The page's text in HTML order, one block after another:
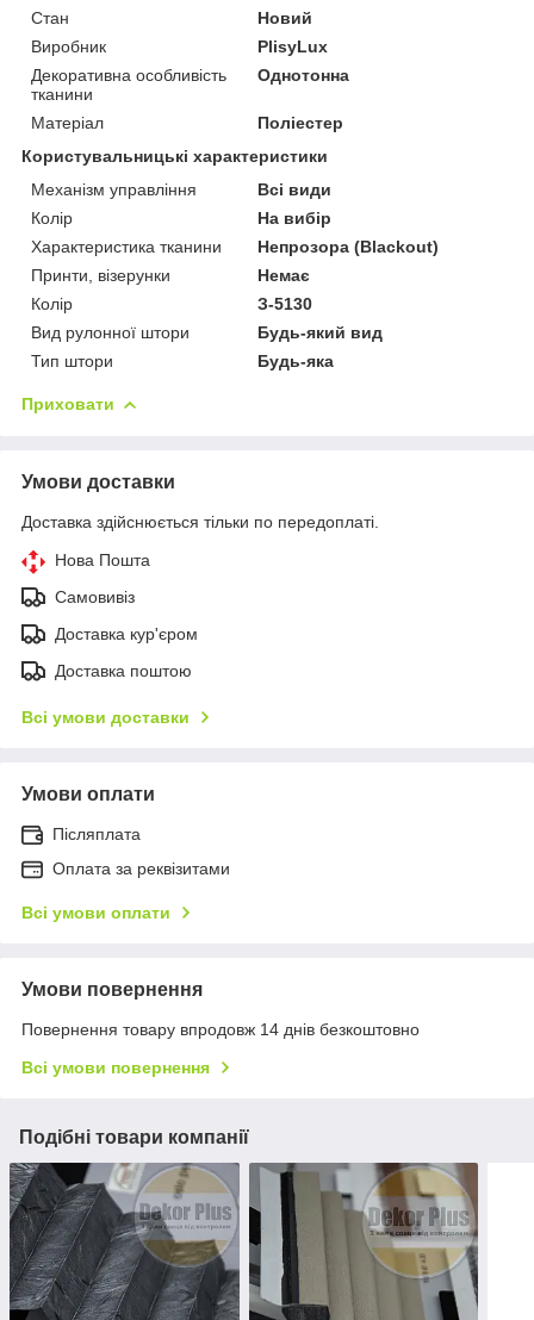
Стан
Новий
Виробник
PlisyLux
Декоративна особливість
тканини
Однотонна
Матеріал
Поліестер
Користувальницькі характеристики
Механізм управління
Всі види
Колір
На вибір
Характеристика тканини
Непрозора (Blackout)
Принти, візерунки
Немає
Колір
З-5130
Вид рулонної штори
Будь-який вид
Тип штори
Будь-яка
Приховати
Умови доставки
Доставка здійснюється тільки по передоплаті.
Нова Пошта
Самовивіз
Доставка кур'єром
Доставка поштою
Всі умови доставки
Умови оплати
Післяплата
Оплата за реквізитами
Всі умови оплати
Умови повернення
Повернення товару впродовж 14 днів безкоштовно
Всі умови повернення
Подібні товари компанії